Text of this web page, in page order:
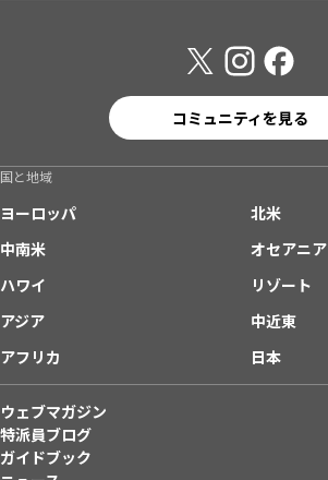
コミュニティを見る
国と地域
ヨーロッパ
北米
中南米
オセアニア
ハワイ
リゾート
アジア
中近東
アフリカ
日本
ウェブマガジン
特派員ブログ
ガイドブック